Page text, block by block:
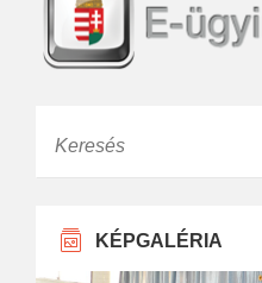
KÉPGALÉRIA